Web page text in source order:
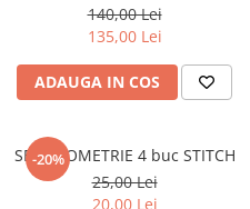
140,00 Lei
135,00 Lei
ADAUGA IN COS
-20%
SET GEOMETRIE 4 buc STITCH
25,00 Lei
20,00 Lei